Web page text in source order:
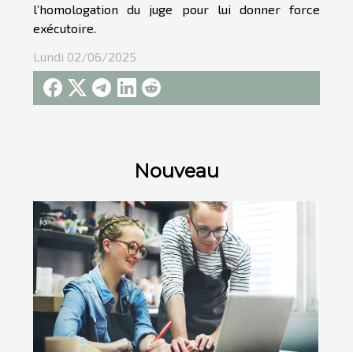
l’homologation du juge pour lui donner force
exécutoire.
Lundi 02/06/2025
Nouveau